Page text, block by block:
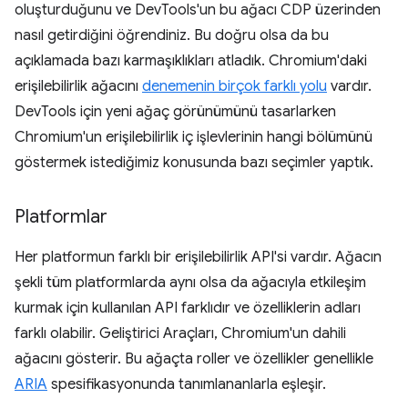
oluşturduğunu ve DevTools'un bu ağacı CDP üzerinden
nasıl getirdiğini öğrendiniz. Bu doğru olsa da bu
açıklamada bazı karmaşıklıkları atladık. Chromium'daki
erişilebilirlik ağacını denemenin birçok farklı yolu vardır.
DevTools için yeni ağaç görünümünü tasarlarken
Chromium'un erişilebilirlik iç işlevlerinin hangi bölümünü
göstermek istediğimiz konusunda bazı seçimler yaptık.
Platformlar
Her platformun farklı bir erişilebilirlik API'si vardır. Ağacın
şekli tüm platformlarda aynı olsa da ağacıyla etkileşim
kurmak için kullanılan API farklıdır ve özelliklerin adları
farklı olabilir. Geliştirici Araçları, Chromium'un dahili
ağacını gösterir. Bu ağaçta roller ve özellikler genellikle
ARIA spesifikasyonunda tanımlananlarla eşleşir.